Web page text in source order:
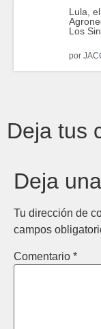
Lula, el
Los
por
Deja tus
Deja
Tu dirección de
campos
Comentario *